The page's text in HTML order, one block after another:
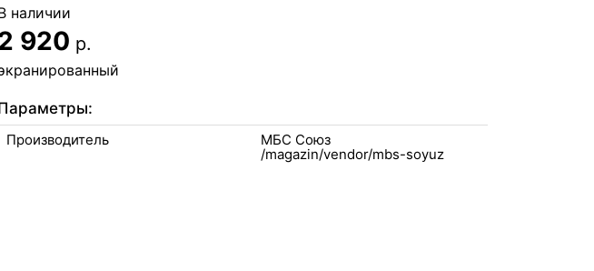
наличии
920 р.
Производитель МБС Союз